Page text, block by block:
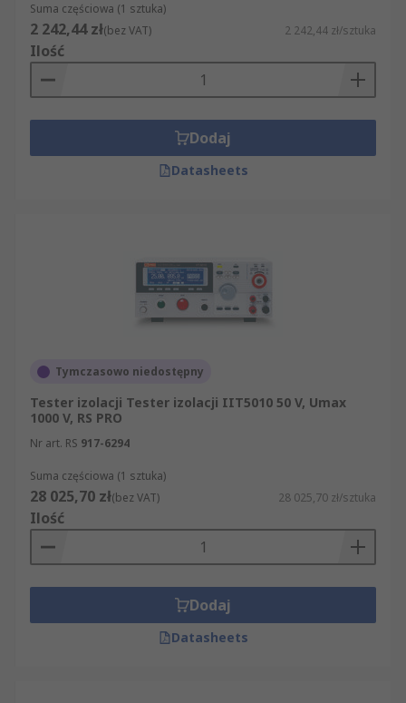
Suma częściowa (1 sztuka)
2 242,44 zł(bez VAT) 2 242,44 zł/sztuka
Ilość
Dodaj
Datasheets
Tymczasowo niedostępny
Tester izolacji Tester izolacji IIT5010 50 V, Umax
1000 V, RS PRO
Nr art. RS 917-6294
Suma częściowa (1 sztuka)
28 025,70 zł(bez VAT) 28 025,70 zł/sztuka
Ilość
Dodaj
Datasheets